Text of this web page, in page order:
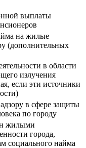
выплаты
на жилые
(дополнительных
в области
излучения
если эти источники
в сфере защиты
по городу
жилыми
города,
социального найма